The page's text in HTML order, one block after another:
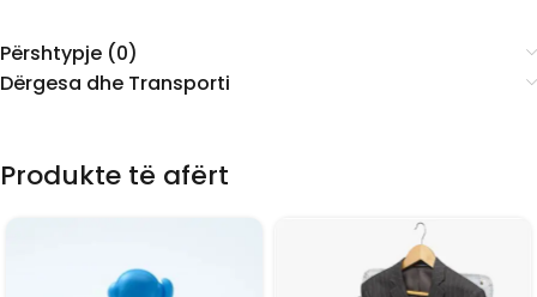
Përshtypje (0)
Dërgesa dhe Transporti
Produkte të afërt